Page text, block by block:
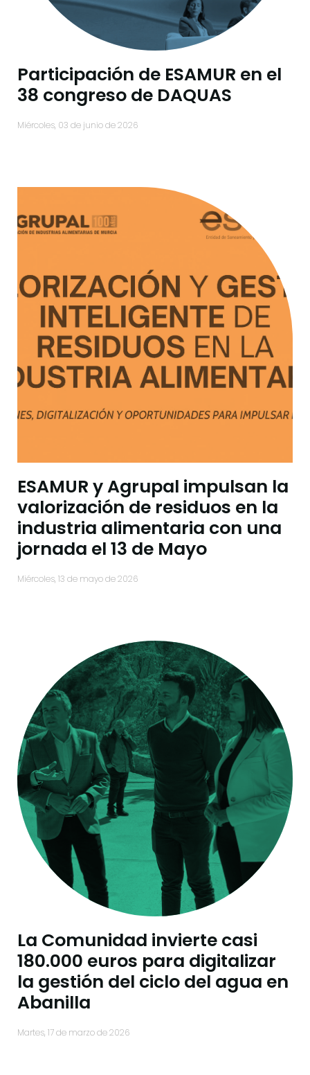
Participación de ESAMUR en el
38 congreso de DAQUAS
miércoles, 03 de junio de 2026
ESAMUR y Agrupal impulsan la
valorización de residuos en la
industria alimentaria con una
jornada el 13 de Mayo
miércoles, 13 de mayo de 2026
La Comunidad invierte casi
180.000 euros para digitalizar
la gestión del ciclo del agua en
Abanilla
martes, 17 de marzo de 2026